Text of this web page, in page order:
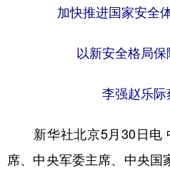
吉林
浙江 安徽
山东 河南
加快推进国家安全
以新安全格局
李强赵乐
新华社北京5月30日电
席、中央军委主席、中央